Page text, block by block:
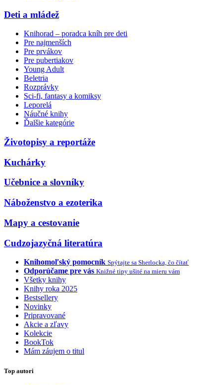
Deti a mládež
Knihorad – poradca kníh pre deti
Pre najmenších
Pre prvákov
Pre pubertiakov
Young Adult
Beletria
Rozprávky
Sci-fi, fantasy a komiksy
Leporelá
Náučné knihy
Ďalšie kategórie
Životopisy a reportáže
Kuchárky
Učebnice a slovníky
Náboženstvo a ezoterika
Mapy a cestovanie
Cudzojazyčná literatúra
Knihomoľský pomocník Spýtajte sa Sherlocka, čo čítať
Odporúčame pre vás Knižné tipy ušité na mieru vám
Všetky knihy
Knihy roka 2025
Bestsellery
Novinky
Pripravované
Akcie a zľavy
Kolekcie
BookTok
Mám záujem o titul
Top autori